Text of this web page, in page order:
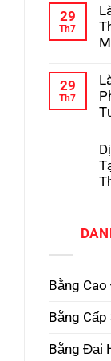
Đại
Có
Tại
ở
Cấp
3
Uy
Tín
29
Th7
ở
Mở
29
Th7
ở
3
Tại
Nội
Uy
Bằng
Bằng Cấp
Bằng Đại